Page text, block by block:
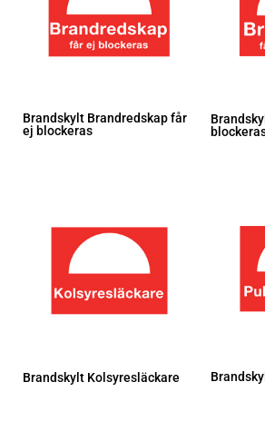
Brandskylt Brandredskap får
ej blockeras
Brandskylt Kolsyresläckare